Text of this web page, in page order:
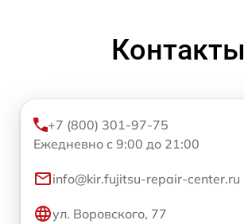
Контакты
+7 (800) 301-97-75
Ежедневно с 9:00 до 21:00
info@kir.fujitsu-repair-center.ru
ул. Воровского, 77